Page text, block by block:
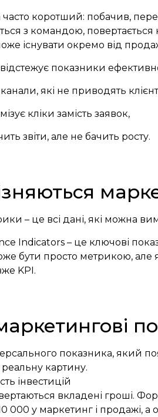
часто коротший: побачив,
з командою, повертається
існувати окремо від
показники
які не приводять
кліки замість заявок,
звіти, але не бачить росту.
– це всі дані, які можна
Indicators – це ключові
бути просто метрикою, але
KPI.
показника, який
картину.
інвестицій
вкладені гроші.
000 у маркетинг і продажі,